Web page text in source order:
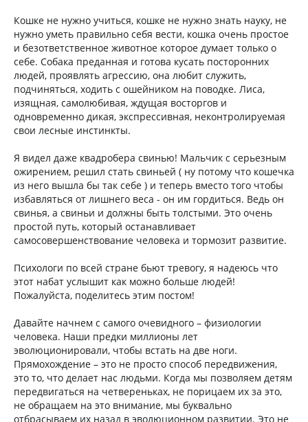
Кошке не нужно учиться, кошке не нужно знать науку, не
нужно уметь правильно себя вести, кошка очень простое
и безответственное животное которое думает только о
себе. Собака преданная и готова кусать посторонних
людей, проявлять агрессию, она любит служить,
подчиняться, ходить с ошейником на поводке. Лиса,
изящная, самолюбивая, ждущая восторгов и
одновременно дикая, экспрессивная, неконтролируемая
свои лесные инстинкты.
Я видел даже квадробера свинью! Мальчик с серьезным
ожирением, решил стать свиньей ( ну потому что кошечка
из него вышла бы так себе ) и теперь вместо того чтобы
избавляться от лишнего веса - он им гордиться. Ведь он
свинья, а свиньи и должны быть толстыми. Это очень
простой путь, который останавливает
самосовершенствование человека и тормозит развитие.
Психологи по всей стране бьют тревогу, я надеюсь что
этот набат услышит как можно больше людей!
Пожалуйста, поделитесь этим постом!
Давайте начнем с самого очевидного – физиологии
человека. Наши предки миллионы лет
эволюционировали, чтобы встать на две ноги.
Прямохождение – это не просто способ передвижения,
это то, что делает нас людьми. Когда мы позволяем детям
передвигаться на четвереньках, не порицаем их за это,
не обращаем на это внимание, мы буквально
отбрасываем их назад в эволюционном развитии. Это не